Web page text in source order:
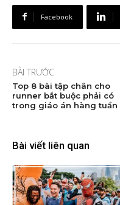
Facebook
BÀI TRƯỚC
Top 8 bài tập chân cho
runner bắt buộc phải có
trong giáo án hàng tuần
Bài viết liên quan